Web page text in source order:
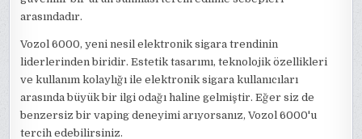
arasındadır.
Vozol 6000, yeni nesil elektronik sigara trendinin
liderlerinden biridir. Estetik tasarımı, teknolojik özellikleri
ve kullanım kolaylığı ile elektronik sigara kullanıcıları
arasında büyük bir ilgi odağı haline gelmiştir. Eğer siz de
benzersiz bir vaping deneyimi arıyorsanız, Vozol 6000'u
tercih edebilirsiniz.